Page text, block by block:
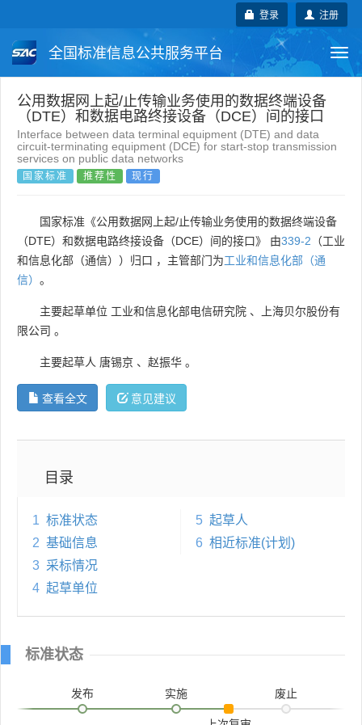
注册
登录
全国标准信息公共服务平台
国家标准 行业标准 地方标准
团体标准 企业标准 国际标准
国外标准 技术委员会
公用数据网上起/止传输业务使用的数据终端设备
（DTE）和数据电路终接设备（DCE）间的接口
Interface between data terminal equipment (DTE) and data
circuit-terminating equipment (DCE) for start-stop transmission
services on public data networks
国家标准 推荐性 现行
国家标准《公用数据网上起/止传输业务使用的数据终端设备
（DTE）和数据电路终接设备（DCE）间的接口》 由339-2 （工业
和信息化部（通信））归口 ，主管部门为工业和信息化部（通
信） 。
主要起草单位 工业和信息化部电信研究院 、
上海贝尔股份有
限公司 。
主要起草人 唐锡京 、 赵振华 。
查看全文 意见建议
目录
1 标准状态
2 基础信息
3 采标情况
4 起草单位
5 起草人
6 相近标准(计划)
标准状态
发布 实施 废止